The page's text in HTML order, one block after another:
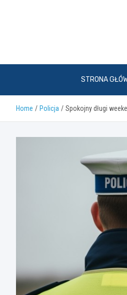
STRONA
Home Policja Spokojny długi